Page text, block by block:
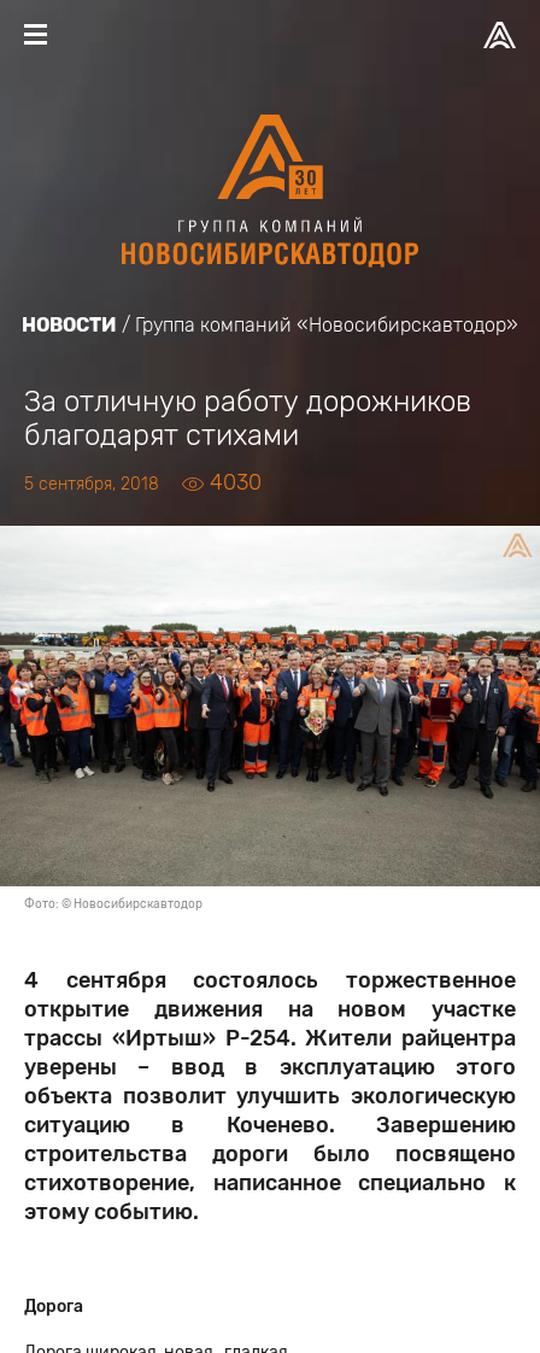
НОВОСТИ Группа компаний «Новосибирскавтодор»
За отличную работу дорожников
благодарят стихами
5 сентября, 2018 4030
Фото: © Новосибирскавтодор
4 сентября состоялось торжественное
открытие движения на новом участке
трассы «Иртыш» Р-254. Жители райцентра
уверены – ввод в эксплуатацию этого
объекта позволит улучшить экологическую
ситуацию в Коченево. Завершению
строительства дороги было посвящено
стихотворение, написанное специально к
этому событию.
Дорога